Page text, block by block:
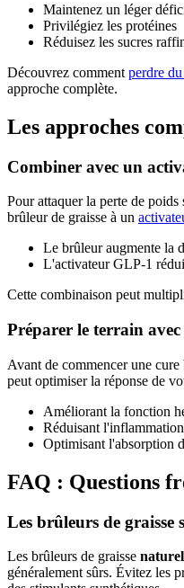
Maintenez un léger
Privilégiez les protéines
Réduisez les sucres
Découvrez comment perdre
approche complète.
Les approches
Combiner avec un
Pour attaquer la perte de
brûleur de graisse à un
Le brûleur augmente la
L'activateur GLP-1
Cette combinaison peut
Préparer le terrain avec
Avant de commencer une cure
peut optimiser la réponse de
Améliorant la fonction
Réduisant l'inflammation
Optimisant l'absorption
FAQ : Questions
Les brûleurs de graisse
Les brûleurs de graisse
généralement sûrs. Évitez les